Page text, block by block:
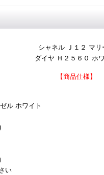
シャネル Ｊ１２ マリ
ダイヤ Ｈ２５６０ ホ
【商品仕様】
ル ホワイト
い